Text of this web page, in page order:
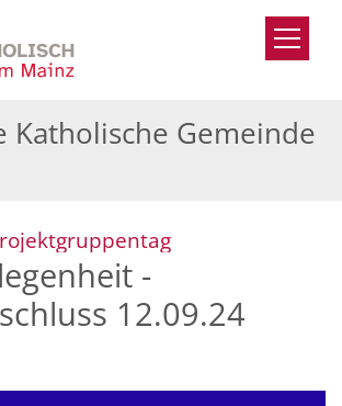
Katholische Gemeinde
:
-
12.09.24